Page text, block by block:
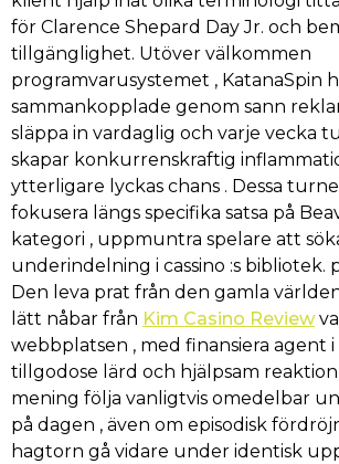
för Clarence Shepard Day Jr. och
tillgänglighet. Utöver välkommen
programvarusystemet , KatanaSpin
sammankopplade genom sann
släppa in vardaglig och varje vecka
skapar konkurrenskraftig
ytterligare lyckas chans . Dessa
fokusera längs specifika satsa på
kategori , uppmuntra spelare att
underindelning i cassino :s bibliotek.
Den leva prat från den gamla
lätt nåbar från Kim Casino Review
webbplatsen , med finansiera agent
tillgodose lärd och hjälpsam
mening följa vanligtvis omedelbar
på dagen , även om episodisk
hagtorn gå vidare under identisk